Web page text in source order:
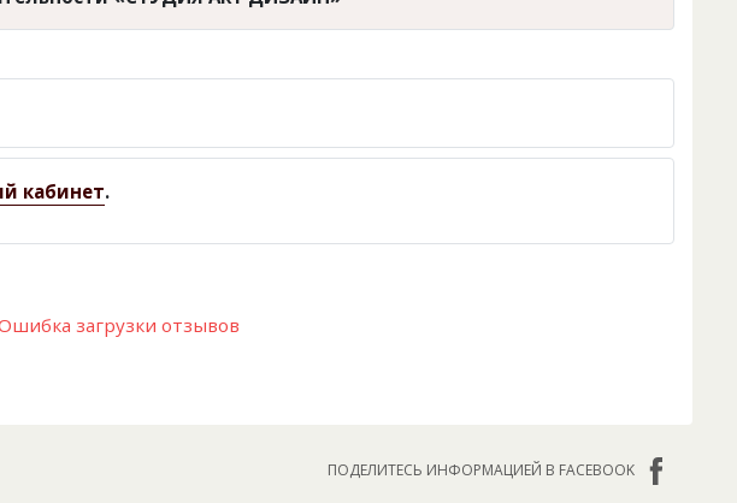
кабинет.
загрузки отзывов
ПОДЕЛИТЕСЬ ИНФОРМАЦИЕЙ В FACEBOOK